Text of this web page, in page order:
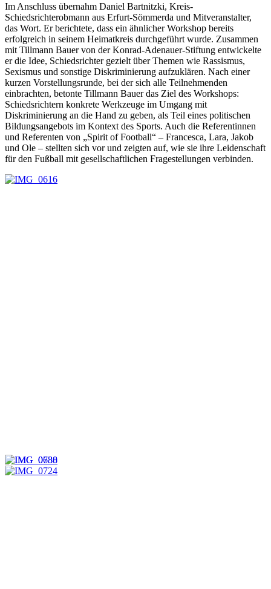
Im Anschluss übernahm Daniel Bartnitzki, Kreis-
Schiedsrichterobmann aus Erfurt-Sömmerda und Mitveranstalter,
das Wort. Er berichtete, dass ein ähnlicher Workshop bereits
erfolgreich in seinem Heimatkreis durchgeführt wurde. Zusammen
mit Tillmann Bauer von der Konrad-Adenauer-Stiftung entwickelte
er die Idee, Schiedsrichter gezielt über Themen wie Rassismus,
Sexismus und sonstige Diskriminierung aufzuklären. Nach einer
kurzen Vorstellungsrunde, bei der sich alle Teilnehmenden
einbrachten, betonte Tillmann Bauer das Ziel des Workshops:
Schiedsrichtern konkrete Werkzeuge im Umgang mit
Diskriminierung an die Hand zu geben, als Teil eines politischen
Bildungsangebots im Kontext des Sports. Auch die Referentinnen
und Referenten von „Spirit of Football“ – Francesca, Lara, Jakob
und Ole – stellten sich vor und zeigten auf, wie sie ihre Leidenschaft
für den Fußball mit gesellschaftlichen Fragestellungen verbinden.